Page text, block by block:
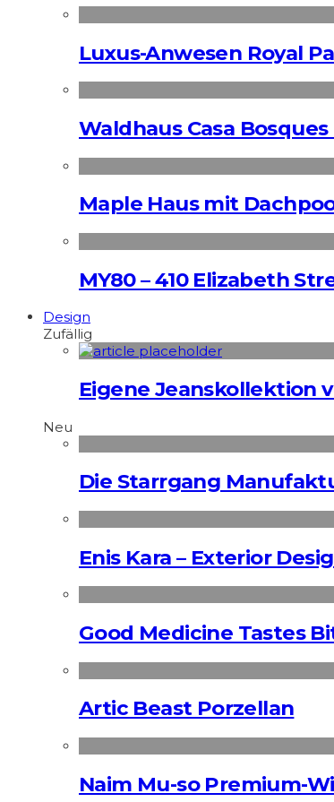
Luxus-Anwesen Royal
Waldhaus Casa
Maple Haus mit
MY80 – 410 Elizabeth
Design
Zufällig
Eigene Jeanskollektion
Neu
Die Starrgang
Enis Kara – Exterior
Good Medicine Tastes
Artic Beast Porzellan
Naim Mu-so Premium-